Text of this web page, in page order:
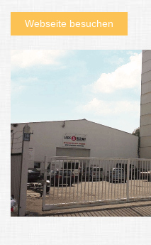
Webseite besuchen